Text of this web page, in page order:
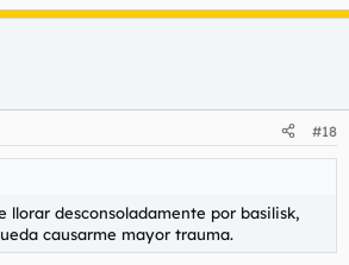
#18
llorar desconsoladamente por basilisk,
causarme mayor trauma.